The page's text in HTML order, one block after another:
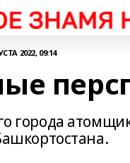
2022, 09:14
города